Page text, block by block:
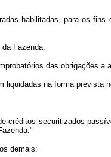
habilitadas, para os
Fazenda:
das obrigações a
liquidadas na forma prevista
créditos securitizados
demais: